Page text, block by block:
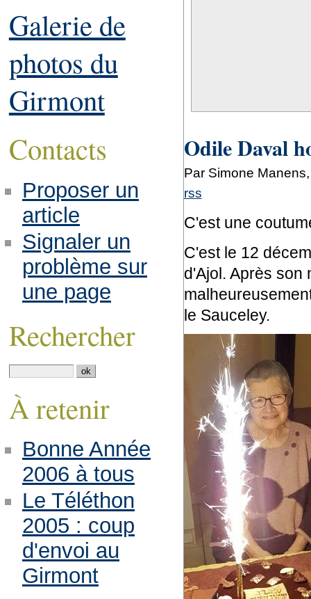
Odile Daval
Par Simone
rss
C'est une
C'est le 12
d'Ajol. Après son
le Sauceley.
Galerie de
photos du
Girmont
Contacts
Proposer un
article
Signaler un
problème sur
une page
Rechercher
À retenir
Bonne Année
2006 à tous
Le Téléthon
2005 : coup
d'envoi au
Girmont